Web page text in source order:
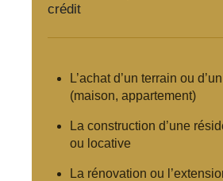
crédit
L’achat d’un terrain ou
(maison, appartement)
La construction d’une
ou locative
La rénovation ou